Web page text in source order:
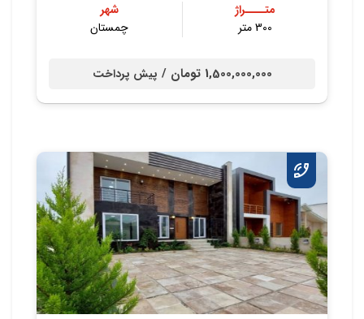
متــــراژ
300 متر
شهر
چمستان
1,500,000,000 تومان / پیش پرداخت